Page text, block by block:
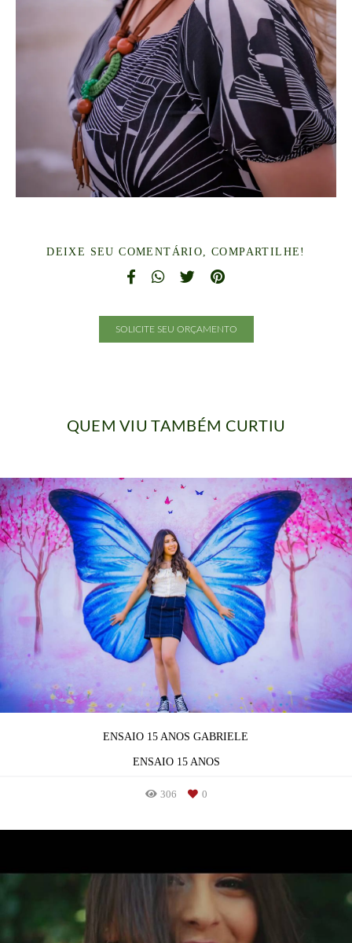
DEIXE SEU COMENTÁRIO, COMPARTILHE!
SOLICITE SEU ORÇAMENTO
QUEM VIU TAMBÉM CURTIU
ENSAIO 15 ANOS GABRIELE
ENSAIO 15 ANOS
306 0